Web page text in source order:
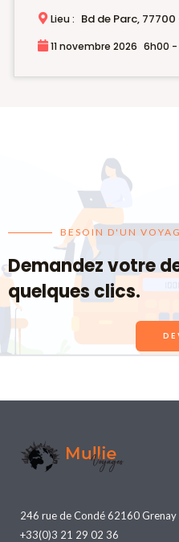
Lieu : Bd de Parc,
11 novembre 2026 6h00 -
BESOIN D'UN
Demandez votre
quelques clics.
246 rue de Condé 62160 Grenay
+33(0)3 21 29 02 36